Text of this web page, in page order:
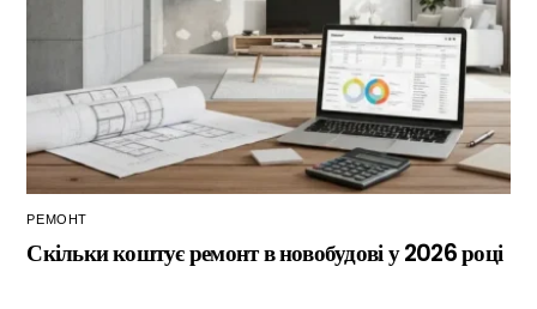
РЕМОНТ
Скільки коштує ремонт в новобудові у 2026 році